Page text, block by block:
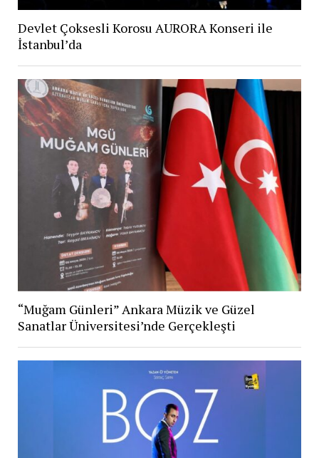
Devlet Çoksesli Korosu AURORA Konseri ile
İstanbul’da
“Muğam Günleri” Ankara Müzik ve Güzel
Sanatlar Üniversitesi’nde Gerçekleşti